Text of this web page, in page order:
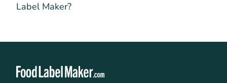
Label Maker?